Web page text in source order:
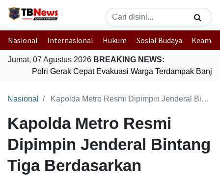
Nasional Internasional Hukum Sosial Budaya
Jumat, 07 Agustus 2026 BREAKING NEWS:
Polri Gerak Cepat Evakuasi Warga Terdampak Banjir
Nasional Kapolda Metro Resmi Dipimpin Jenderal Bintang Tiga Berdasarkan Keputusan Presiden
Kapolda Metro Resmi
Dipimpin Jenderal Bintang
Tiga Berdasarkan